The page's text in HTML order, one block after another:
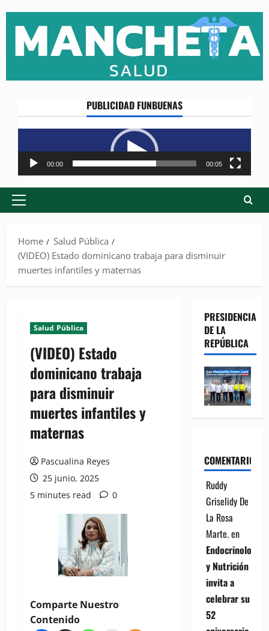
content
PUBLICIDAD FUNBUENAS
Reproductor
de
vídeo
00:00 00:05
Primary
Home
Salud Pública
(VIDEO) Estado dominicano trabaja para disminuir
muertes infantiles y maternas
Salud Pública
(VIDEO) Estado
dominicano trabaja
para disminuir
muertes infantiles y
maternas
Pascualina Reyes
25 junio, 2025
5 minutes read
0
Comparte Nuestro
Contenido
PRESIDENCIA
DE LA
REPÚBLICA
COMENTARIOS
Ruddy
Griselidy De
La Rosa
Marte.en
Endocrinología
y Nutrición
invita a
celebrar su
52